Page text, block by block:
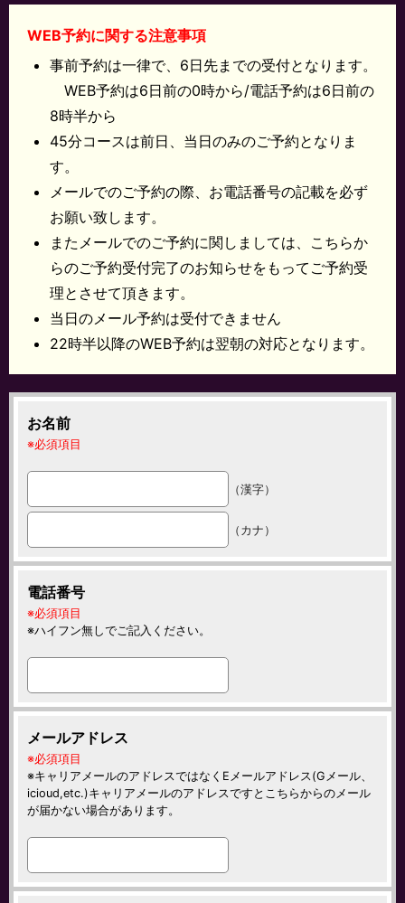
WEB予約に関する注意事項
事前予約は一律で、6日先までの受付となります。
WEB予約は6日前の0時から/電話予約は6日前の
8時半から
45分コースは前日、当日のみのご予約となりま
す。
メールでのご予約の際、お電話番号の記載を必ず
お願い致します。
またメールでのご予約に関しましては、こちらか
らのご予約受付完了のお知らせをもってご予約受
理とさせて頂きます。
当日のメール予約は受付できません
22時半以降のWEB予約は翌朝の対応となります。
お名前
必須項目
（漢字）
（カナ）
電話番号
必須項目
ハイフン無しでご記入ください。
メールアドレス
必須項目
キャリアメールのアドレスではなくEメールアドレス(Gメール、
icioud,etc.)キャリアメールのアドレスですとこちらからのメール
が届かない場合があります。